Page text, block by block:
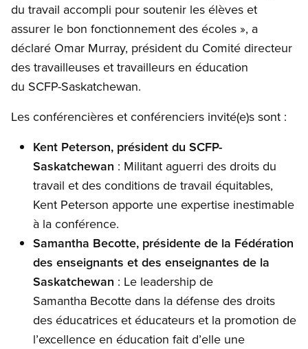
du travail accompli pour soutenir les élèves et
assurer le bon fonctionnement des écoles », a
déclaré Omar Murray, président du Comité directeur
des travailleuses et travailleurs en éducation
du SCFP-Saskatchewan.
Les conférencières et conférenciers invité(e)s sont :
Kent Peterson, président du SCFP-
Saskatchewan : Militant aguerri des droits du
travail et des conditions de travail équitables,
Kent Peterson apporte une expertise inestimable
à la conférence.
Samantha Becotte, présidente de la Fédération
des enseignants et des enseignantes de la
Saskatchewan : Le leadership de
Samantha Becotte dans la défense des droits
des éducatrices et éducateurs et la promotion de
l’excellence en éducation fait d’elle une